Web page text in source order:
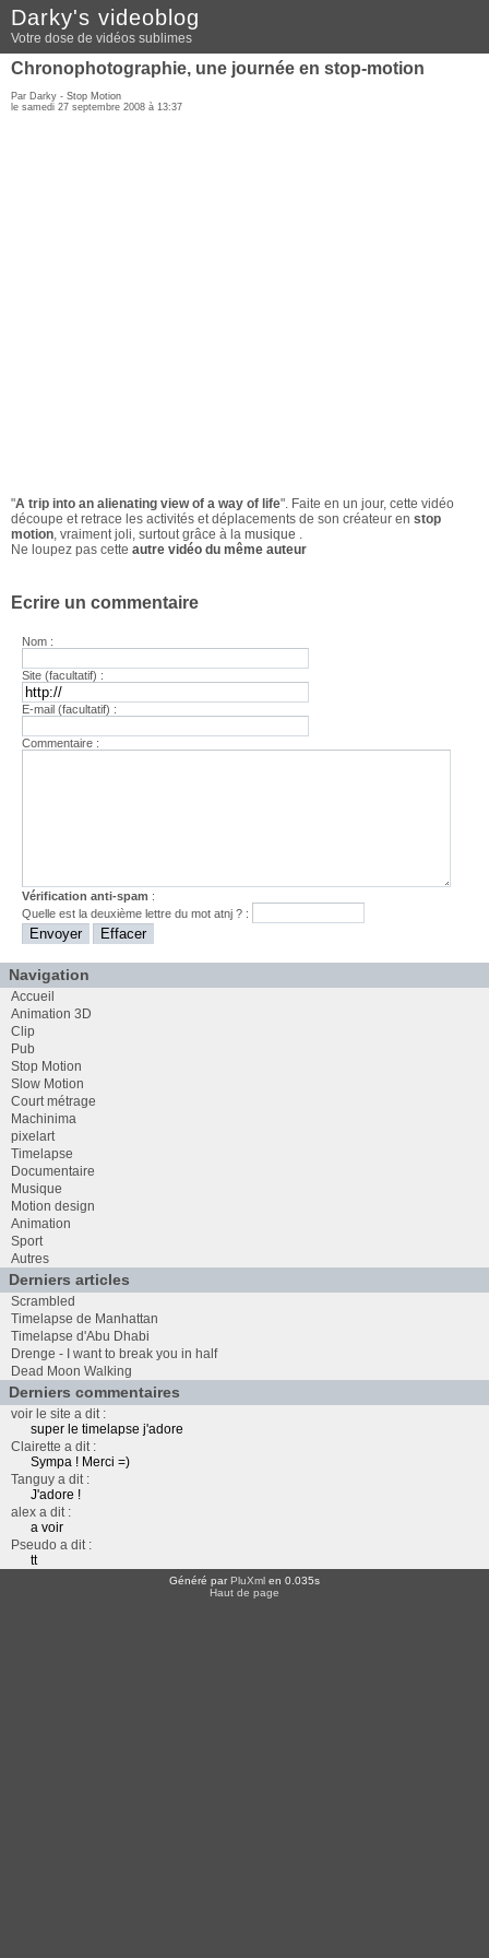
Darky's videoblog
Votre dose de vidéos sublimes
Chronophotographie, une journée en stop-motion
Par Darky - Stop Motion
le samedi 27 septembre 2008 à 13:37
"A trip into an alienating view of a way of life". Faite en un jour, cette vidéo
découpe et retrace les activités et déplacements de son créateur en stop
motion, vraiment joli, surtout grâce à la musique .
Ne loupez pas cette autre vidéo du même auteur
Ecrire un commentaire
Nom :
Site (facultatif) :
E-mail (facultatif) :
Commentaire :
Vérification anti-spam :
Quelle est ladeuxième lettre du motatnj ? :
Navigation
Accueil
Animation 3D
Clip
Pub
Stop Motion
Slow Motion
Court métrage
Machinima
pixelart
Timelapse
Documentaire
Musique
Motion design
Animation
Sport
Autres
Derniers articles
Scrambled
Timelapse de Manhattan
Timelapse d'Abu Dhabi
Drenge - I want to break you in half
Dead Moon Walking
Derniers commentaires
voir le site a dit :
super le timelapse j'adore
Clairette a dit :
Sympa ! Merci =)
Tanguy a dit :
J'adore !
alex a dit :
a voir
Pseudo a dit :
tt
Généré parPluXml en 0.035s
Haut de page